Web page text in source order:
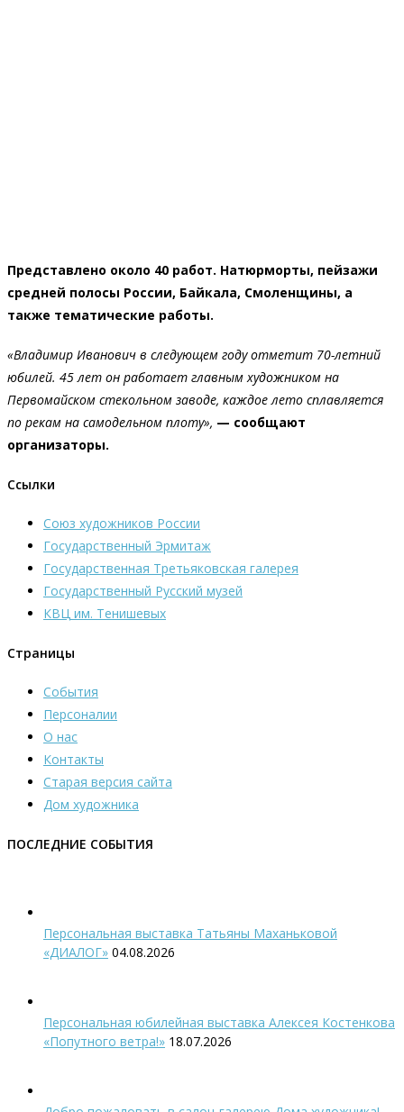
Представлено около 40 работ. Натюрморты, пейзажи
средней полосы России, Байкала, Смоленщины, а
также тематические работы.
«Владимир Иванович в следующем году отметит 70-летний
юбилей. 45 лет он работает главным художником на
Первомайском стекольном заводе, каждое лето сплавляется
по рекам на самодельном плоту», — сообщают
организаторы.
Ссылки
Союз художников России
Государственный Эрмитаж
Государственная Третьяковская галерея
Государственный Русский музей
КВЦ им. Тенишевых
Страницы
События
Персоналии
О нас
Контакты
Старая версия сайта
Дом художника
ПОСЛЕДНИЕ СОБЫТИЯ
Персональная выставка Татьяны Маханьковой
«ДИАЛОГ» 04.08.2026
Персональная юбилейная выставка Алексея Костенкова
«Попутного ветра!» 18.07.2026